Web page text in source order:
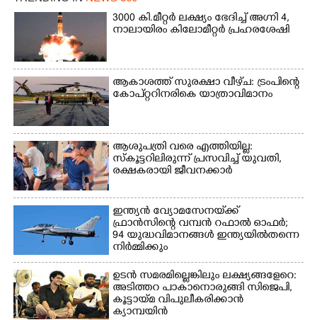
വിദ്യാഭവൻ സർദാർ
പട്ടേൽ സഭാഗൃഹത്തിൽ
പ്രശസ്ത കഥക് നർത്തകി എം
അക്ഷത അവതരിപ്പിച്ച ലയ
നമൻ കഥകിൽ നിന്ന്
3000 കി.മീറ്റർ ലക്ഷ്യം ഭേദിച്ച് അഗ്നി 4,
നാലായിരം കിലോമീറ്റർ പ്രഹരശേഷി
ആകാശത്ത് സുരക്ഷാ വീഴ്‌ച: ട്രംപിന്റെ
കോ‌പ്‌റ്ററിനരികെ യാത്രാവിമാനം
ആശുപത്രി വരെ എത്തിയില്ല:
സ്കൂട്ടറിലിരുന്ന് പ്രസവിച്ച് യുവതി,
രക്ഷകരായി ജീവനക്കാർ
ഇന്ത്യൻ വ്യോമസേനയ്‌ക്ക്
ഫ്രാൻസിന്റെ വമ്പൻ റഫാൽ ഓഫർ;
94 യുദ്ധവിമാനങ്ങൾ ഇന്ത്യയിൽതന്നെ
നിർ‌മ്മിക്കും
ഉടൻ സമരമില്ലെങ്കിലും ലക്ഷ്യങ്ങളേറെ:
അടിത്തറ പാകാനൊരുങ്ങി സിജെപി,​
കൂട്ടായ്മ വിപുലീകരിക്കാൻ
ക്യാമ്പയിൻ